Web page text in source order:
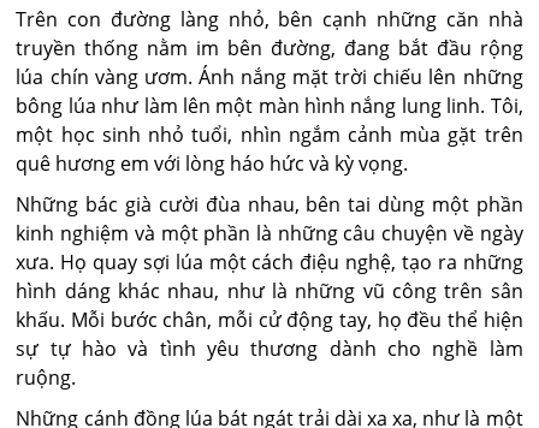
Trên con đường làng nhỏ, bên cạnh những căn nhà
truyền thống nằm im bên đường, đang bắt đầu rộng
lúa chín vàng ươm. Ánh nắng mặt trời chiếu lên những
bông lúa như làm lên một màn hình nắng lung linh. Tôi,
một học sinh nhỏ tuổi, nhìn ngắm cảnh mùa gặt trên
quê hương em với lòng háo hức và kỳ vọng.
Những bác già cười đùa nhau, bên tai dùng một phần
kinh nghiệm và một phần là những câu chuyện về ngày
xưa. Họ quay sợi lúa một cách điệu nghệ, tạo ra những
hình dáng khác nhau, như là những vũ công trên sân
khấu. Mỗi bước chân, mỗi cử động tay, họ đều thể hiện
sự tự hào và tình yêu thương dành cho nghề làm
ruộng.
Những cánh đồng lúa bát ngát trải dài xa xa, như là một